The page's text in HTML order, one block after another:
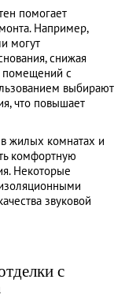
помогает
Например,
могут
снижая
помещений с
выбирают
что повышает
жилых комнатах и
комфортную
Некоторые
звуковой
с